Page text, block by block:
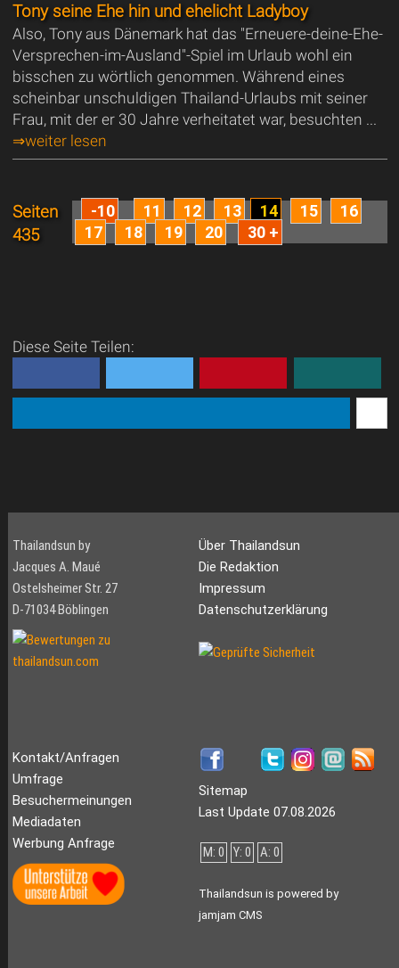
Tony seine Ehe hin und ehelicht Ladyboy
Also, Tony aus Dänemark hat das "Erneuere-deine-Ehe-
Versprechen-im-Ausland"-Spiel im Urlaub wohl ein
bisschen zu wörtlich genommen. Während eines
scheinbar unschuldigen Thailand-Urlaubs mit seiner
Frau, mit der er 30 Jahre verheitatet war, besuchten ...
⇒weiter lesen
Seiten
435
-10 11 12 13 14 15
16
17
18 19 20 30 +
Diese Seite Teilen:
Thailandsun by
Jacques A. Maué
Ostelsheimer Str. 27
D-71034 Böblingen
Über Thailandsun
Die Redaktion
Impressum
Datenschutzerklärung
Kontakt/Anfragen
Umfrage
Besuchermeinungen
Mediadaten
Werbung Anfrage
Sitemap
Last Update 07.08.2026
M: 0 Y: 0 A: 0
Thailandsun is powered by
jamjam CMS